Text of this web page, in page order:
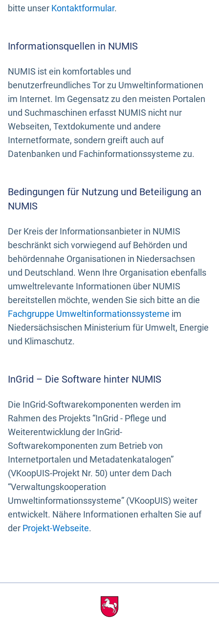
bitte unser Kontaktformular.
Informationsquellen in NUMIS
NUMIS ist ein komfortables und
benutzerfreundliches Tor zu Umweltinformationen
im Internet. Im Gegensatz zu den meisten Portalen
und Suchmaschinen erfasst NUMIS nicht nur
Webseiten, Textdokumente und andere
Internetformate, sondern greift auch auf
Datenbanken und Fachinformationssysteme zu.
Bedingungen für Nutzung und Beteiligung an
NUMIS
Der Kreis der Informationsanbieter in NUMIS
beschränkt sich vorwiegend auf Behörden und
behördennahe Organisationen in Niedersachsen
und Deutschland. Wenn Ihre Organisation ebenfalls
umweltrelevante Informationen über NUMIS
bereitstellen möchte, wenden Sie sich bitte an die
Fachgruppe Umweltinformationssysteme im
Niedersächsischen Ministerium für Umwelt, Energie
und Klimaschutz.
InGrid – Die Software hinter NUMIS
Die InGrid-Softwarekomponenten werden im
Rahmen des Projekts “InGrid - Pflege und
Weiterentwicklung der InGrid-
Softwarekomponenten zum Betrieb von
Internetportalen und Metadatenkatalogen”
(VKoopUIS-Projekt Nr. 50) unter dem Dach
“Verwaltungskooperation
Umweltinformationssysteme” (VKoopUIS) weiter
entwickelt. Nähere Informationen erhalten Sie auf
der Projekt-Webseite.